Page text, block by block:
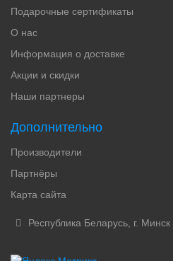
Подарочные сертификаты
О нас
Информация о доставке
Акции и скидки
Наши партнеры
Дополнительно
Производители
Партнёры
Карта сайта
Республика Беларусь, г. Минск